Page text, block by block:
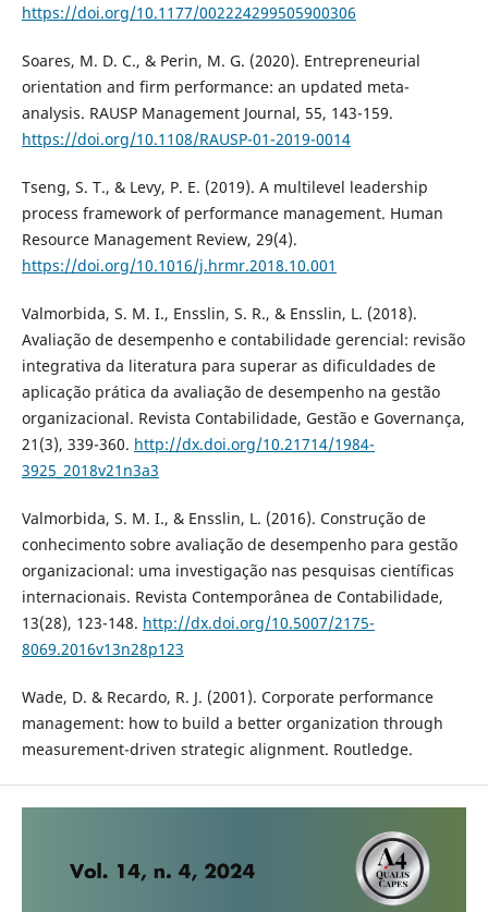
https://doi.org/10.1177/002224299505900306
Soares, M. D. C., & Perin, M. G. (2020). Entrepreneurial
orientation and firm performance: an updated meta-
analysis. RAUSP Management Journal, 55, 143-159.
https://doi.org/10.1108/RAUSP-01-2019-0014
Tseng, S. T., & Levy, P. E. (2019). A multilevel leadership
process framework of performance management. Human
Resource Management Review, 29(4).
https://doi.org/10.1016/j.hrmr.2018.10.001
Valmorbida, S. M. I., Ensslin, S. R., & Ensslin, L. (2018).
Avaliação de desempenho e contabilidade gerencial: revisão
integrativa da literatura para superar as dificuldades de
aplicação prática da avaliação de desempenho na gestão
organizacional. Revista Contabilidade, Gestão e Governança,
21(3), 339-360. http://dx.doi.org/10.21714/1984-
3925_2018v21n3a3
Valmorbida, S. M. I., & Ensslin, L. (2016). Construção de
conhecimento sobre avaliação de desempenho para gestão
organizacional: uma investigação nas pesquisas científicas
internacionais. Revista Contemporânea de Contabilidade,
13(28), 123-148. http://dx.doi.org/10.5007/2175-
8069.2016v13n28p123
Wade, D. & Recardo, R. J. (2001). Corporate performance
management: how to build a better organization through
measurement-driven strategic alignment. Routledge.